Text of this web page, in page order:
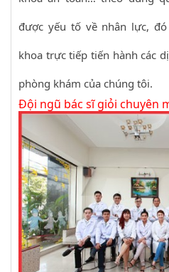
được yếu tố về nhân lực,
khoa trực tiếp tiến hành các
phòng khám của chúng tôi.
Đội ngũ bác sĩ giỏi chuyên